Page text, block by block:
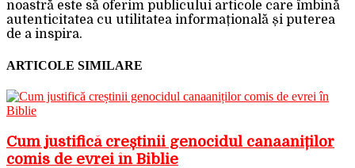
noastră este să oferim publicului articole care îmbină
autenticitatea cu utilitatea informațională și puterea
de a inspira.
ARTICOLE SIMILARE
Cum justifică creștinii genocidul canaaniților
comis de evrei în Biblie